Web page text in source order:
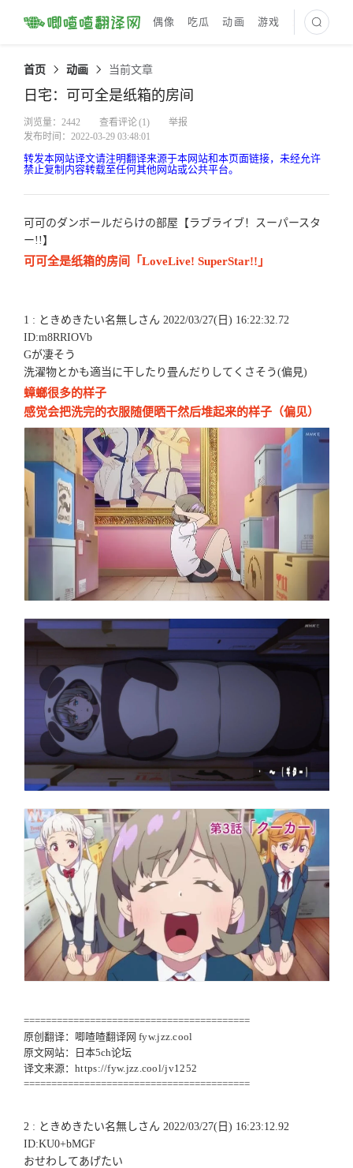
偶像 吃瓜 动画 游戏 最新译文
首页 动画 当前文章
日宅：可可全是纸箱的房间
浏览量：2442 查看评论(1)
举报
发布时间：2022-03-29 03:48:01
转发本网站译文请注明翻译来源于本网站和本页面链接，未经允许
禁止复制内容转载至任何其他网站或公共平台。
可可のダンボールだらけの部屋【ラブライブ！スーパースタ
ー!!】
可可全是纸箱的房间「LoveLive! SuperStar!!」
1 : ときめきたい名無しさん 2022/03/27(日) 16:22:32.72
ID:m8RRIOVb
Gが凄そう
洗濯物とかも適当に干したり畳んだりしてくさそう(偏見)
蟑螂很多的样子
感觉会把洗完的衣服随便晒干然后堆起来的样子（偏见）
=========================================
原创翻译：唧喳喳翻译网 fyw.jzz.cool
原文网站：日本5ch论坛
译文来源： https://fyw.jzz.cool/jv1252
=========================================
2 : ときめきたい名無しさん 2022/03/27(日) 16:23:12.92
ID:KU0+bMGF
おせわしてあげたい